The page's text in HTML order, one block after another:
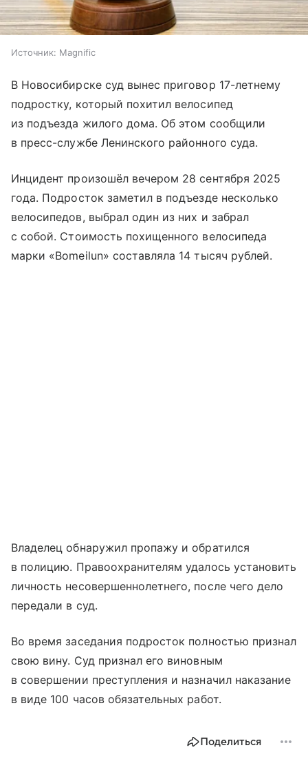
Источник: Magnific
В Новосибирске суд вынес приговор 17-летнему
подростку, который похитил велосипед
из подъезда жилого дома. Об этом сообщили
в пресс-службе Ленинского районного суда.
Инцидент произошёл вечером 28 сентября 2025
года. Подросток заметил в подъезде несколько
велосипедов, выбрал один из них и забрал
с собой. Стоимость похищенного велосипеда
марки «Bomeilun» составляла 14 тысяч рублей.
Владелец обнаружил пропажу и обратился
в полицию. Правоохранителям удалось установить
личность несовершеннолетнего, после чего дело
передали в суд.
Во время заседания подросток полностью признал
свою вину. Суд признал его виновным
в совершении преступления и назначил наказание
в виде 100 часов обязательных работ.
Поделиться